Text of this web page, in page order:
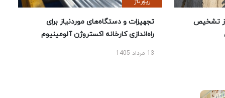
تشخیص
تجهیزات و دستگاه‌های موردنیاز برای
راه‌اندازی کارخانه اکستروژن آلومینیوم
13 مرداد 1405